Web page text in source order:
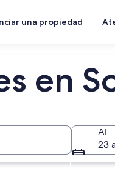
una propiedad
en
Al
23